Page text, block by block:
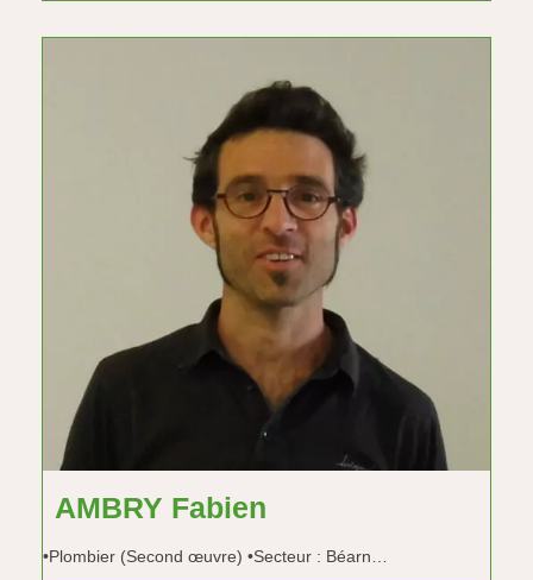
AMBRY Fabien
•Plombier (Second œuvre) •Secteur : Béarn…